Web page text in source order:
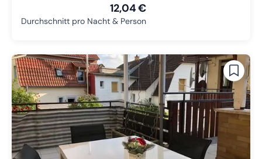
12,04 €
Durchschnitt pro Nacht & Person